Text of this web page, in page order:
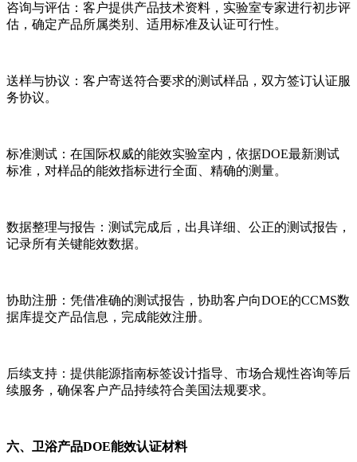
咨询与评估：客户提供产品技术资料，实验室专家进行初步评
估，确定产品所属类别、适用标准及认证可行性。
送样与协议：客户寄送符合要求的测试样品，双方签订认证服
务协议。
标准测试：在国际权威的能效实验室内，依据DOE最新测试
标准，对样品的能效指标进行全面、精确的测量。
数据整理与报告：测试完成后，出具详细、公正的测试报告，
记录所有关键能效数据。
协助注册：凭借准确的测试报告，协助客户向DOE的CCMS数
据库提交产品信息，完成能效注册。
后续支持：提供能源指南标签设计指导、市场合规性咨询等后
续服务，确保客户产品持续符合美国法规要求。
六、卫浴产品DOE能效认证材料